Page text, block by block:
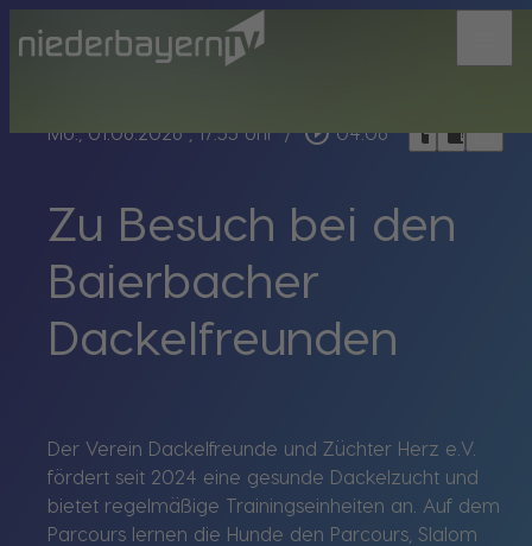
Mo., 01.06.2026, 17:55 Uhr / play_circle_outline 04:06 headphoneschrome_reader_modebookmark_border
Zu Besuch bei den
Baierbacher
Dackelfreunden
Der Verein Dackelfreunde und Züchter Herz e.V.
fördert seit 2024 eine gesunde Dackelzucht und
bietet regelmäßige Trainingseinheiten an. Auf dem
Parcours lernen die Hunde den Parcours, Slalom